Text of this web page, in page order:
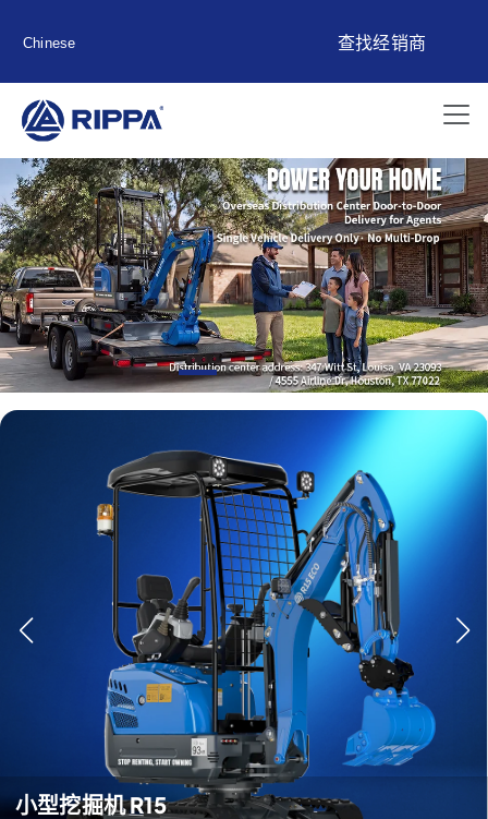
Chinese 查找经销商
小型挖掘机 R15